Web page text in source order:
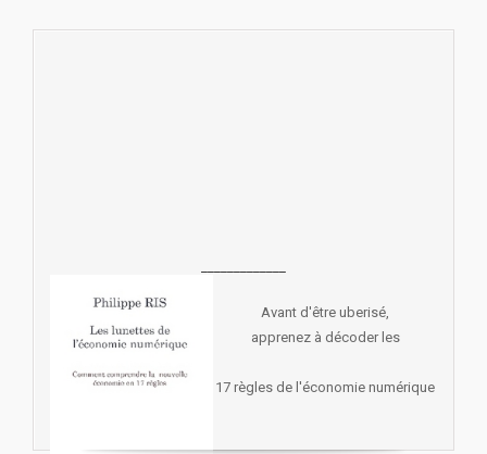
Avant d'être uberisé,
apprenez à décoder les
17 règles de l'économie numérique